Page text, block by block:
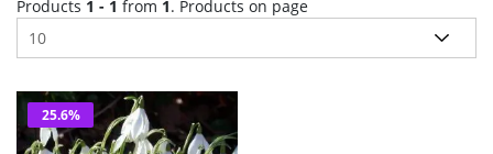
Products 1 - 1 from 1. Products on page
25.6%